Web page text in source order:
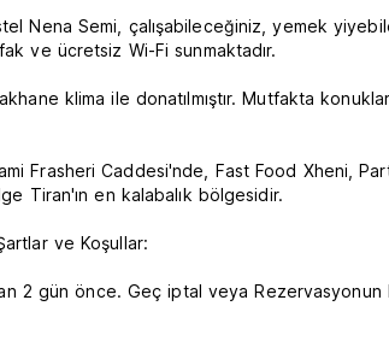
Nena Semi, çalışabileceğiniz, yemek
ve ücretsiz Wi-Fi sunmaktadır.
klima ile donatılmıştır. Mutfakta
Frasheri Caddesi'nde, Fast Food Xheni,
Tiran'ın en kalabalık bölgesidir.
ve Koşullar:
2 gün önce. Geç iptal veya Rezervasyonun